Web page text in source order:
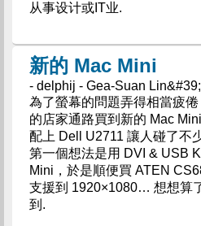
从事设计或IT业.
新的 Mac Mini
- delphij - Gea-Suan
為了螢幕的問題弄得相當疲
的店家通路買到新的 Mac
配上 Dell U2711 讓人碰了不
第一個想法是用 DVI & USB
Mini，於是順便買 ATEN
支援到 1920×1080… 想想算
到.